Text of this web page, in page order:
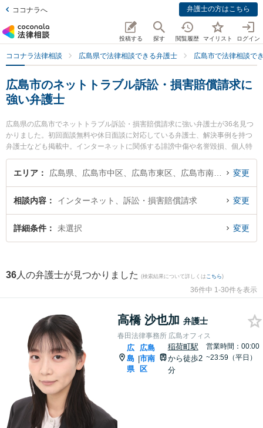
ココナラへ 弁護士の方はこちら
投稿する 探す 閲覧履歴 マイリスト ログイン
ココナラ法律相談 広島県で法律相談できる弁護士 広島市で法律相談で
広島市のネットトラブル訴訟・損害賠償請求に
強い弁護士
広島県の広島市でネットトラブル訴訟・損害賠償請求に強い弁護士が36名見つ
かりました。初回面談無料や休日面談に対応している弁護士、解決事例を持つ
弁護士なども掲載中。インターネットに関係する誹謗中傷や名誉毀損、個人特
定等の細かな分野での絞り込み検索もでき便利です。特に春田法律事務所 広島
オフィスの高橋 沙也加弁護士や春田法律事務所 広島オフィスの田中 陽弁護
生したネットトラブル訴訟・損害賠償請求のトラブルを今すぐに弁護士に相談
したい』『ネットトラブル訴訟・損害賠償請求のトラブル解決の実績豊富な近
くの弁護士を検索したい』『初回相談無料でネットトラブル訴訟・損害賠償請
エリア 変更
相談内容 インターネット、訴訟・損害賠償請求 変更
詳細条件 未選択 変更
36 人の弁護士が見つかりました (検索結果について詳しくは こちら)
36件中 1-30件を表示
高橋 沙也加 弁護士
春田法律事務所 広島オフィス
広
島
県
|
広島
市南
区
稲荷町駅
から徒歩2
分
営業時間：00:00
~23:59（平日）